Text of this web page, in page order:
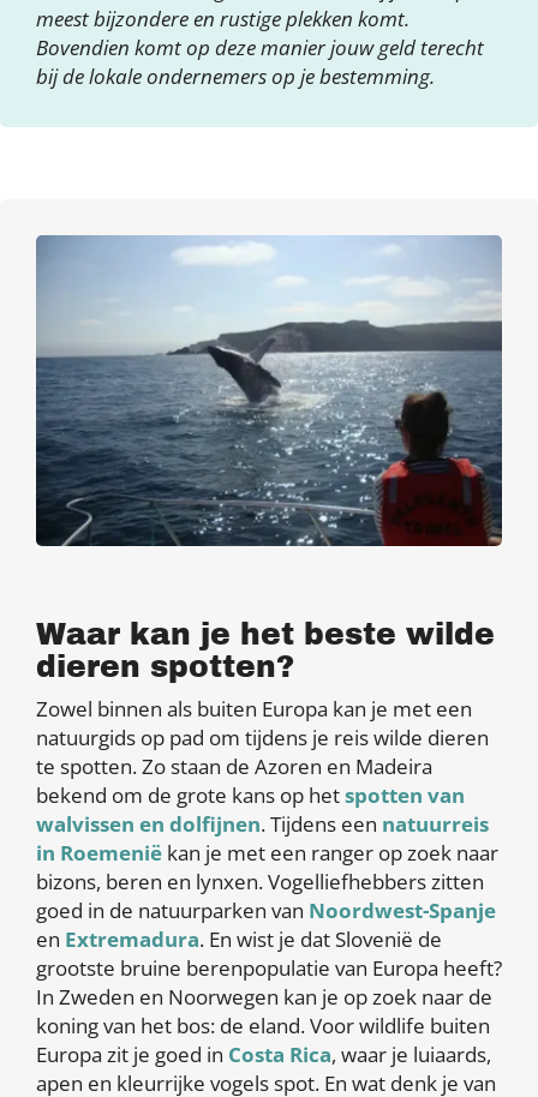
meest bijzondere en rustige plekken komt.
Bovendien komt op deze manier jouw geld terecht
bij de lokale ondernemers op je bestemming.
Waar kan je het beste wilde
dieren spotten?
Zowel binnen als buiten Europa kan je met een
natuurgids op pad om tijdens je reis wilde dieren
te spotten. Zo staan de Azoren en Madeira
bekend om de grote kans op hetspotten van
walvissen en dolfijnen. Tijdens een natuurreis
in Roemenië kan je met een ranger op zoek naar
bizons, beren en lynxen. Vogelliefhebbers zitten
goed in de natuurparken van Noordwest-Spanje
en Extremadura. En wist je dat Slovenië de
grootste bruine berenpopulatie van Europa heeft?
In Zweden en Noorwegen kan je op zoek naar de
koning van het bos: de eland. Voor wildlife buiten
Europa zit je goed in Costa Rica, waar je luiaards,
apen en kleurrijke vogels spot. En wat denk je van